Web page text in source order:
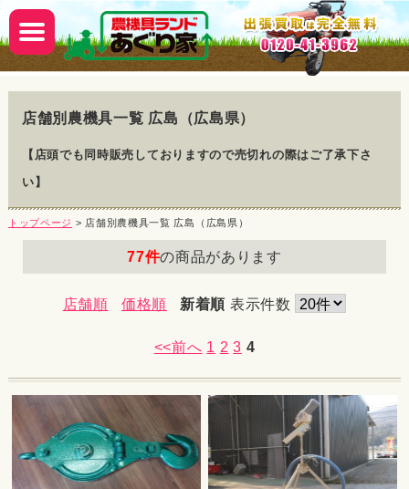
店舗別農機具一覧 広島（広島県）
【店頭でも同時販売しておりますので売切れの際はご了承下さ
い】
トップページ > 店舗別農機具一覧 広島（広島県）
77件の商品があります
店舗順 価格順 新着順 表示件数
<<前へ 1 2 3 4